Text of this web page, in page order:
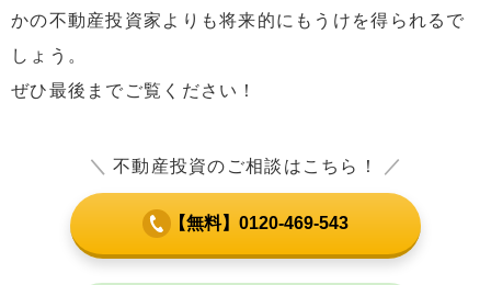
かの不動産投資家よりも将来的にもうけを得られるで
しょう。
ぜひ最後までご覧ください！
＼ 不動産投資のご相談はこちら！ ／
【無料】0120-469-543